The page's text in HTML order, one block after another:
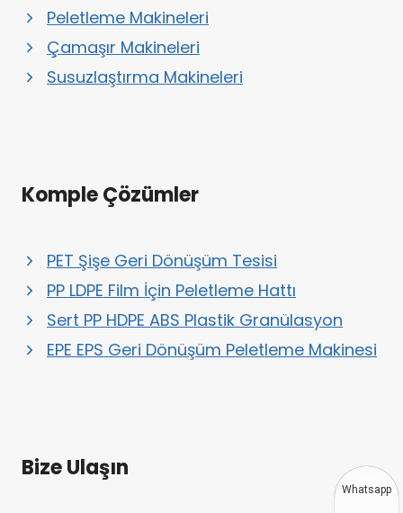
Peletleme Makineleri
Çamaşır Makineleri
Susuzlaştırma Makineleri
Komple Çözümler
PET Şişe Geri Dönüşüm Tesisi
PP LDPE Film İçin Peletleme Hattı
Sert PP HDPE ABS Plastik Granülasyon
EPE EPS Geri Dönüşüm Peletleme Makinesi
Bize Ulaşın
Whatsapp